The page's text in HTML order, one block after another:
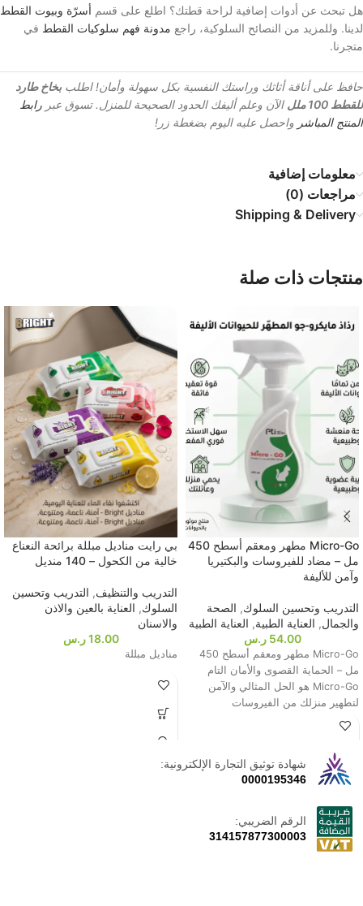
هل تبحث عن أدوات إضافية لراحة قطتك؟ اطلع على قسم أسرّة وبيوت القطط
لدينا. وللمزيد من النصائح السلوكية، راجع مدونة فهم سلوكيات القطط في
متجرنا.
حافظ على أناقة أثاثك وراستك النفسية بكل سهولة وأمان! اطلببخاخ طارد
للقطط 100 ملل
الآن وعلم أليفك الحدود الصحيحة للمنزل. تسوق عبر رابط
المنتج المباشر واحصل عليه اليوم بضغطة زر!
معلومات إضافية
مراجعات (0)
Shipping & Delivery
منتجات ذات صلة
Micro-Go مطهر ومعقم أسطح 450
مل – مضاد للفيروسات والبكتيريا
وآمن للأليفة
التدريب وتحسين السلوك, الصحة
والجمال, العناية الطبية, العناية الطبية
54.00 ر.س
Micro-Go مطهر ومعقم أسطح 450
مل – الحماية القصوى والأمان التام
Micro-Go هو الحل المثالي والآمن
لتطهير منزلك من الفيروسات
بي رايت مناديل مبللة برائحة النعناع
خالية من الكحول – 140 منديل
التدريب والتنظيف, التدريب وتحسين
السلوك, العناية بالعين والاذن
والاسنان
18.00 ر.س
مناديل مبللة
شهادة توثيق التجارة الإلكترونية:
0000195346
الرقم الضريبي:
314157877300003